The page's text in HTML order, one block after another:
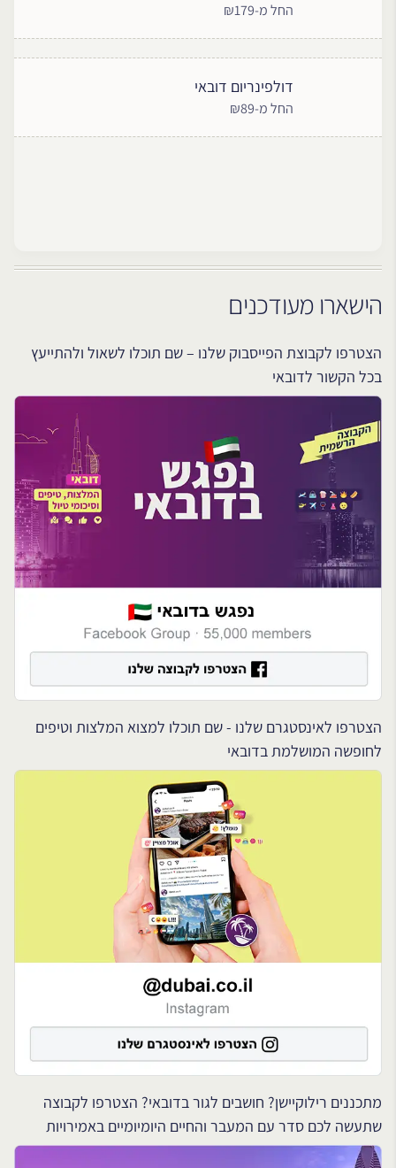
החל מ-₪179
דולפינריום דובאי
החל מ-₪89
הישארו מעודכנים
הצטרפו לקבוצת הפייסבוק שלנו – שם תוכלו לשאול ולהתייעץ
בכל הקשור לדובאי
הצטרפו לאינסטגרם שלנו - שם תוכלו למצוא המלצות וטיפים
לחופשה המושלמת בדובאי
מתכננים רילוקיישן? חושבים לגור בדובאי? הצטרפו לקבוצה
שתעשה לכם סדר עם המעבר והחיים היומיומיים באמירויות